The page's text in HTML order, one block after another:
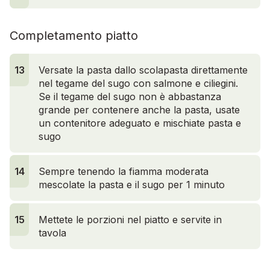
Completamento piatto
13
Versate la pasta dallo scolapasta direttamente
nel tegame del sugo con salmone e ciliegini.
Se il tegame del sugo non è abbastanza
grande per contenere anche la pasta, usate
un contenitore adeguato e mischiate pasta e
sugo
14
Sempre tenendo la fiamma moderata
mescolate la pasta e il sugo per 1 minuto
15
Mettete le porzioni nel piatto e servite in
tavola